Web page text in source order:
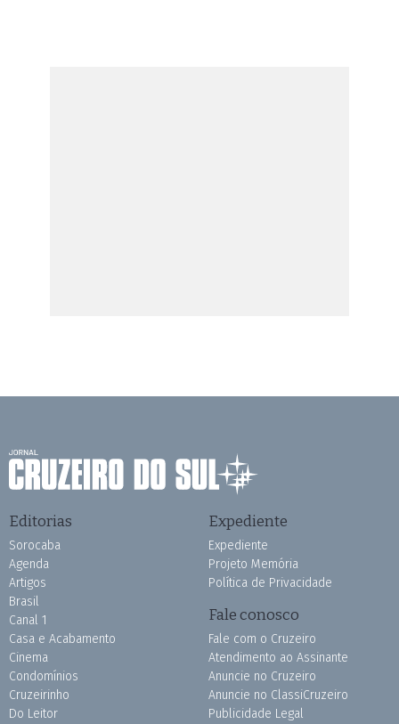
Editorias
Sorocaba
Agenda
Artigos
Brasil
Canal 1
Casa e Acabamento
Cinema
Condomínios
Cruzeirinho
Do Leitor
Expediente
Expediente
Projeto Memória
Política de Privacidade
Fale conosco
Fale com o Cruzeiro
Atendimento ao Assinante
Anuncie no Cruzeiro
Anuncie no ClassiCruzeiro
Publicidade Legal